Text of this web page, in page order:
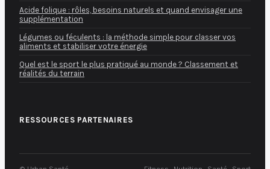
Acide folique : rôles, besoins naturels et quand envisager une
supplémentation
Légumes ou féculents : la méthode simple pour classer vos
aliments et stabiliser votre énergie
Quel est le sport le plus pratiqué au monde ? Classement et
réalités du terrain
RESSOURCES PARTENAIRES